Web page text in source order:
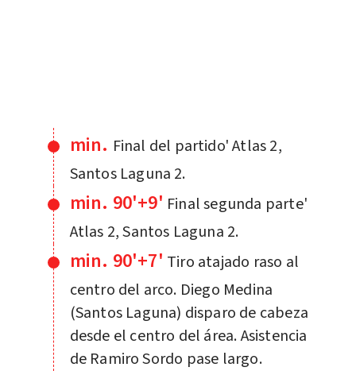
min. Final del partido' Atlas 2,
Santos Laguna 2.
min. 90'+9' Final segunda parte'
Atlas 2, Santos Laguna 2.
min. 90'+7' Tiro atajado raso al
centro del arco. Diego Medina
(Santos Laguna) disparo de cabeza
desde el centro del área. Asistencia
de Ramiro Sordo pase largo.